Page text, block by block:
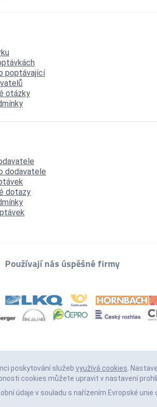
poptávající
otázky
dodavatele
dotazy
Používají nás úspěšné firmy
poskytování služeb využívá cookies.
cookies můžete upravit v nastavení
údaje v souladu s nařízením Evropské unie